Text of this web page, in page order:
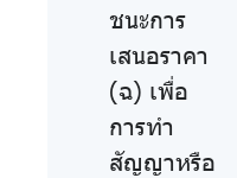
ชนะการ
เสนอราคา
(ฉ) เพื่อ
การทำ
สัญญาหรือ